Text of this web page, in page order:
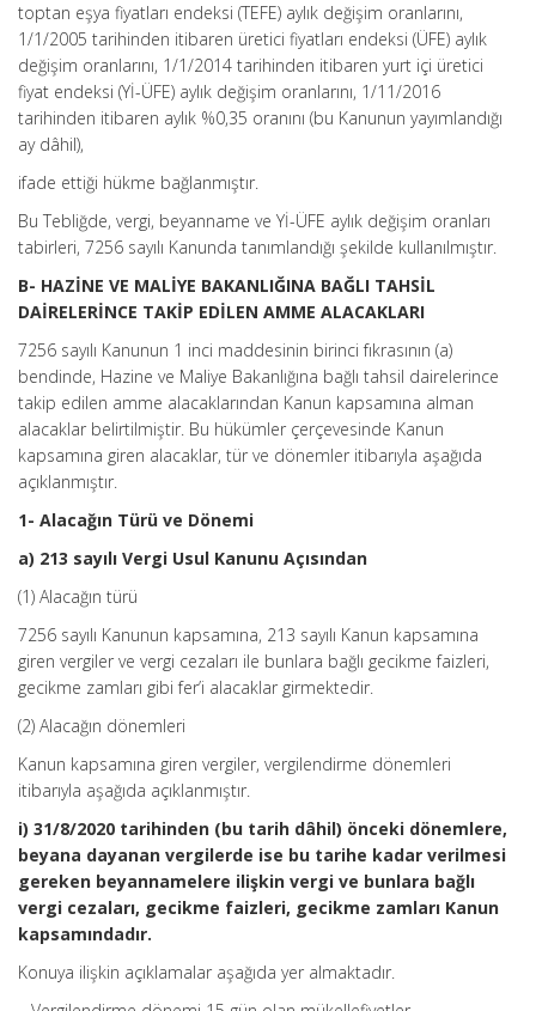
toptan eşya fiyatları endeksi (TEFE) aylık değişim oranlarını,
1/1/2005 tarihinden itibaren üretici fiyatları endeksi (ÜFE) aylık
değişim oranlarını, 1/1/2014 tarihinden itibaren yurt içi üretici
fiyat endeksi (Yİ-ÜFE) aylık değişim oranlarını, 1/11/2016
tarihinden itibaren aylık %0,35 oranını (bu Kanunun yayımlandığı
ay dâhil),
ifade ettiği hükme bağlanmıştır.
Bu Tebliğde, vergi, beyanname ve Yİ-ÜFE aylık değişim oranları
tabirleri, 7256 sayılı Kanunda tanımlandığı şekilde kullanılmıştır.
B- HAZİNE VE MALİYE BAKANLIĞINA BAĞLI TAHSİL
DAİRELERİNCE TAKİP EDİLEN AMME ALACAKLARI
7256 sayılı Kanunun 1 inci maddesinin birinci fıkrasının (a)
bendinde, Hazine ve Maliye Bakanlığına bağlı tahsil dairelerince
takip edilen amme alacaklarından Kanun kapsamına alman
alacaklar belirtilmiştir. Bu hükümler çerçevesinde Kanun
kapsamına giren alacaklar, tür ve dönemler itibarıyla aşağıda
açıklanmıştır.
1- Alacağın Türü ve Dönemi
a) 213 sayılı Vergi Usul Kanunu Açısından
(1) Alacağın türü
7256 sayılı Kanunun kapsamına, 213 sayılı Kanun kapsamına
giren vergiler ve vergi cezaları ile bunlara bağlı gecikme faizleri,
gecikme zamları gibi fer’i alacaklar girmektedir.
(2) Alacağın dönemleri
Kanun kapsamına giren vergiler, vergilendirme dönemleri
itibarıyla aşağıda açıklanmıştır.
i) 31/8/2020 tarihinden (bu tarih dâhil) önceki dönemlere,
beyana dayanan vergilerde ise bu tarihe kadar verilmesi
gereken beyannamelere ilişkin vergi ve bunlara bağlı
vergi cezaları, gecikme faizleri, gecikme zamları Kanun
kapsamındadır.
Konuya ilişkin açıklamalar aşağıda yer almaktadır.